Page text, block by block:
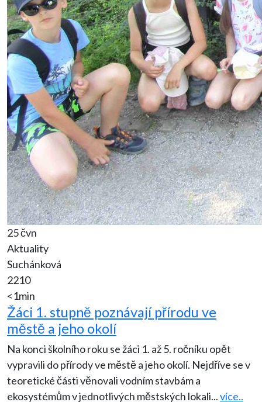
25 čvn
Aktuality
Suchánková
2210
<1min
Žáci 1. stupně poznávají přírodu ve
městě a jeho okolí
Na konci školního roku se žáci 1. až 5. ročníku opět
vypravili do přírody ve městě a jeho okolí. Nejdříve se v
teoretické části věnovali vodním stavbám a
ekosystémům v jednotlivých městských lokali...více..